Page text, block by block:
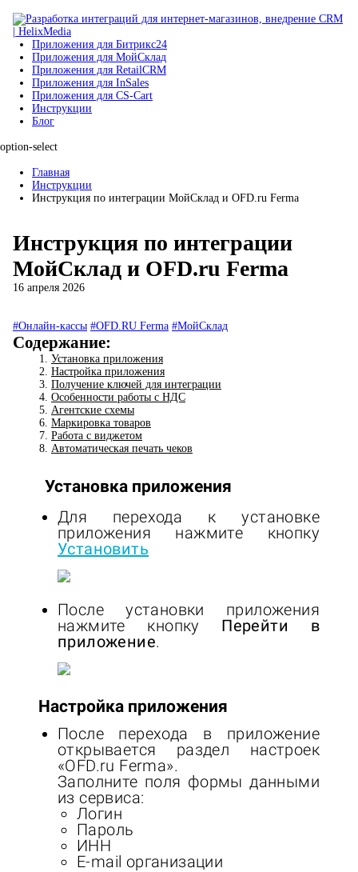
Приложения для Битрикс24
Приложения для МойСклад
Приложения для RetailCRM
Приложения для InSales
Приложения для CS-Cart
Инструкции
Блог
option-select
Главная
Инструкции
Инструкция по интеграции МойСклад и OFD.ru Ferma
Инструкция по интеграции
МойСклад и OFD.ru Ferma
16 апреля 2026
#Онлайн-кассы #OFD.RU Ferma #МойСклад
Содержание:
Установка приложения
Настройка приложения
Получение ключей для интеграции
Особенности работы с НДС
Агентские схемы
Маркировка товаров
Работа с виджетом
Автоматическая печать чеков
Установка приложения
Для перехода к установке
приложения нажмите кнопку
Установить
После установки приложения
нажмите кнопку Перейти в
приложение.
Настройка приложения
После перехода в приложение
открывается раздел настроек
«OFD.ru Ferma».
Заполните поля формы данными
из сервиса:
Логин
Пароль
ИНН
E-mail организации